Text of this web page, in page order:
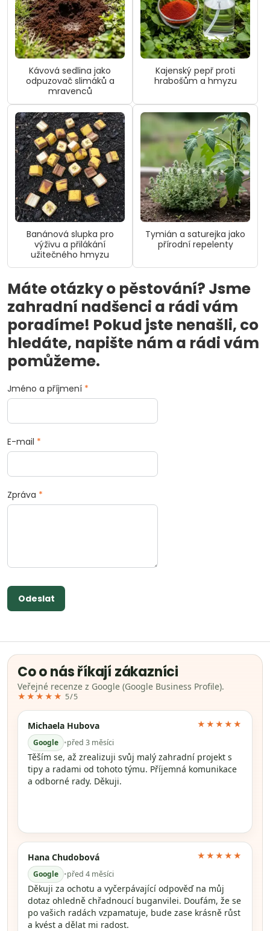
Kávová sedlina jako
odpuzovač slimáků a
mravenců
Kajenský pepř proti
hrabošům a hmyzu
Banánová slupka pro
výživu a přilákání
užitečného hmyzu
Tymián a saturejka jako
přírodní repelenty
Máte otázky o pěstování? Jsme
zahradní nadšenci a rádi vám
poradíme! Pokud jste nenašli, co
hledáte, napište nám a rádi vám
pomůžeme.
Jméno a příjmení *
E-mail *
Zpráva *
Odeslat
Co o nás říkají zákazníci
Veřejné recenze z Google (Google Business Profile).
★★★★★ 5/5
Michaela Hubova
Google •před 3 měsíci
★★★★★
Těším se, až zrealizuji svůj malý zahradní projekt s
tipy a radami od tohoto týmu. Příjemná komunikace
a odborné rady. Děkuji.
Hana Chudobová
Google •před 4 měsíci
★★★★★
Děkuji za ochotu a vyčerpávající odpověď na můj
dotaz ohledně chřadnoucí buganvilei. Doufám, že se
po vašich radách vzpamatuje, bude zase krásně růst
a kvést a dělat mi radost.